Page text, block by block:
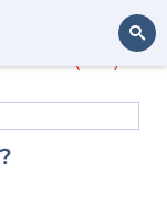
(29)